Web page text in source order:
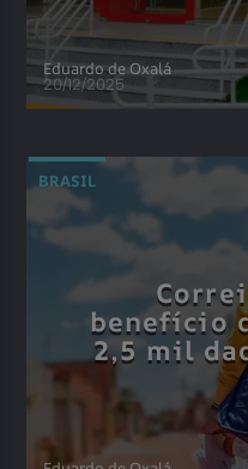
Eduardo de Oxalá
20/12/2025
BRASIL
benefício
2,5 mil